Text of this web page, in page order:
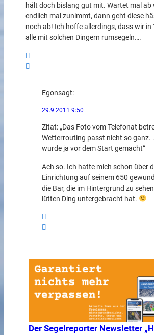
hält doch bislang gut mit. Wartet mal ab
endlich mal zunimmt, dann geht diese
noch ab! Ich hoffe allerdings, dass wir
alle mit solchen Dingern rumsegeln….
Egonsagt:
29.9.2011 9:50
Zitat: „Das Foto vom Telefonat
Wetterrouting passt nicht so ganz.
wurde ja vor dem Start gemacht“
Ach so. Ich hatte mich schon über
Einrichtung auf seinem 650
die Bar, die im Hintergrund zu
lütten Ding untergebracht hat.
Der Segelreporter Newsletter